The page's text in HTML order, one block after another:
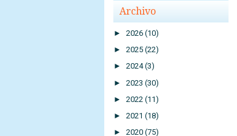
Archivo
► 2026 (10)
► 2025 (22)
► 2024 (3)
► 2023 (30)
► 2022 (11)
► 2021 (18)
► 2020 (75)